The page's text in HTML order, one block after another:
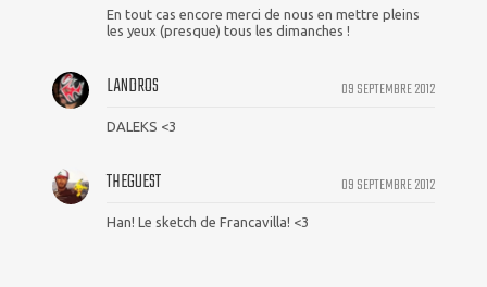
En tout cas encore merci de nous en mettre pleins
les yeux (presque) tous les dimanches !
09 SEPTEMBRE 2012
LANDROS
DALEKS <3
09 SEPTEMBRE 2012
THEGUEST
Han! Le sketch de Francavilla! <3